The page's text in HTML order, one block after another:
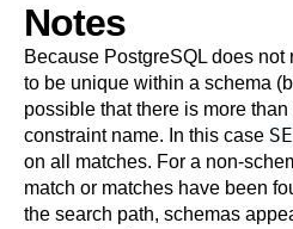
Notes
Because PostgreSQL does not
to be unique within a schema
possible that there is more
constraint name. In this case
on all matches. For a non-
match or matches have been
the search path, schemas